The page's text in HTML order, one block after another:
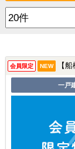
会員限定 NEW 【
一戸